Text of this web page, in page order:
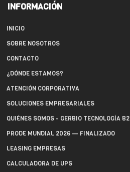
INFORMACIÓN
INICIO
SOBRE NOSOTROS
CONTACTO
¿DÓNDE ESTAMOS?
ATENCIÓN CORPORATIVA
SOLUCIONES EMPRESARIALES
QUIÉNES SOMOS - GERBIO TECNOLOGÍA
PRODE MUNDIAL 2026 — FINALIZADO
LEASING EMPRESAS
CALCULADORA DE UPS